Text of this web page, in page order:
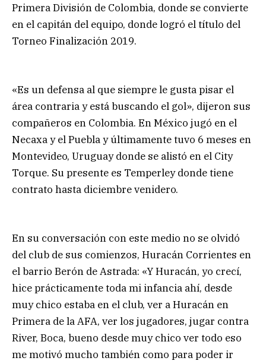
Primera División de Colombia, donde se convierte
en el capitán del equipo, donde logró el título del
Torneo Finalización 2019.
«Es un defensa al que siempre le gusta pisar el
área contraria y está buscando el gol», dijeron sus
compañeros en Colombia. En México jugó en el
Necaxa y el Puebla y últimamente tuvo 6 meses en
Montevideo, Uruguay donde se alistó en el City
Torque. Su presente es Temperley donde tiene
contrato hasta diciembre venidero.
En su conversación con este medio no se olvidó
del club de sus comienzos, Huracán Corrientes en
el barrio Berón de Astrada: «Y Huracán, yo crecí,
hice prácticamente toda mi infancia ahí, desde
muy chico estaba en el club, ver a Huracán en
Primera de la AFA, ver los jugadores, jugar contra
River, Boca, bueno desde muy chico ver todo eso
me motivó mucho también como para poder ir